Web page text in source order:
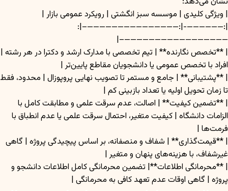
| ویژگی کلیدی | موسسه سبز انگشتی | رویکرد عمومی بازار |
|:——————-|:———————————————–|:
—————————————————–|
| **تخصص نگارنده** | تیم تخصصی با مدارک ارشد و دکترا در هر رشته |
افراد با تخصص عمومی یا دانشجویان مقاطع پایین‌تر |
| **پشتیبانی** | جامع و مستمر تا تصویب نهایی پروپوزال | محدود، فقط
تا زمان تحویل اولیه یا تعداد بازبینی کم |
| **تضمین کیفیت** | اصالت، عدم سرقت علمی و مطابقت کامل با
الزامات دانشگاه | کیفیت متغیر، احتمال سرقت علمی یا عدم انطباق با
فرمت‌ها |
| **قیمت‌گذاری** | شفاف و منصفانه، بر اساس پیچیدگی پروژه | گاهی
غیرشفاف، با هزینه‌های پنهان و متغیر |
| **محرمانگی اطلاعات**| تضمین محرمانگی کامل اطلاعات دانشجو و
پروژه | گاهی اوقات عدم تعهد کافی به محرمانگی |